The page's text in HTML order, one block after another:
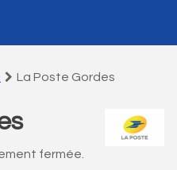
La Poste Gordes
fermée.